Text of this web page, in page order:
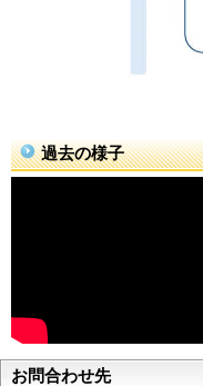
過去の様子
お問合わせ先